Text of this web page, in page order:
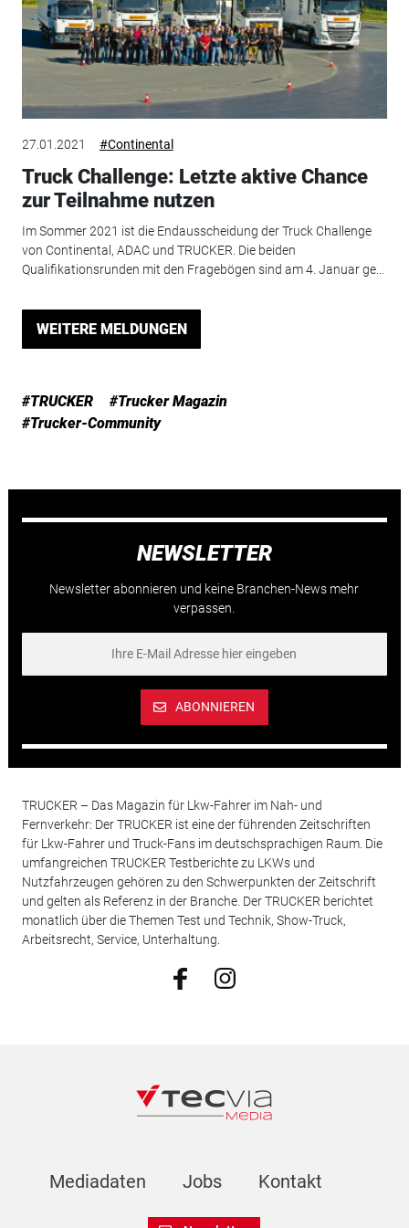
27.01.2021 #Continental
Truck Challenge: Letzte aktive Chance
zur Teilnahme nutzen
Im Sommer 2021 ist die Endausscheidung der Truck Challenge
von Continental, ADAC und TRUCKER. Die beiden
Qualifikationsrunden mit den Fragebögen sind am 4. Januar ge...
WEITERE MELDUNGEN
#TRUCKER
#Trucker Magazin
#Trucker-Community
NEWSLETTER
Newsletter abonnieren und keine Branchen-News mehr
verpassen.
ABONNIEREN
TRUCKER – Das Magazin für Lkw-Fahrer im Nah- und
Fernverkehr: Der TRUCKER ist eine der führenden Zeitschriften
für Lkw-Fahrer und Truck-Fans im deutschsprachigen Raum. Die
umfangreichen TRUCKER Testberichte zu LKWs und
Nutzfahrzeugen gehören zu den Schwerpunkten der Zeitschrift
und gelten als Referenz in der Branche. Der TRUCKER berichtet
monatlich über die Themen Test und Technik, Show-Truck,
Arbeitsrecht, Service, Unterhaltung.
Mediadaten Jobs Kontakt